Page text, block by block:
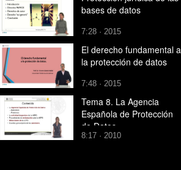
bases de datos
7:28 · 2015
El derecho fundamental a
la protección de datos
7:48 · 2015
Tema 8. La Agencia
Española de Protección
de Datos
8:17 · 2010